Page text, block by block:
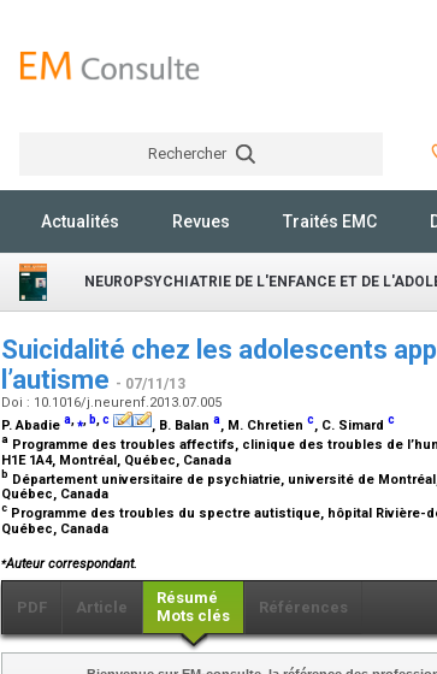
Rechercher
Actualités Revues Traités EMC
NEUROPSYCHIATRIE DE L'ENFANCE ET DE
Suicidalité chez les adolescents
l’autisme - 07/11/13
Doi : 10.1016/j.neurenf.2013.07.005
P. Abadie a,⁎, b,c , B. Balan a, M. Chretien c, C. Simard c
a Programme des troubles affectifs, clinique des troubles de
H1E 1A4, Montréal, Québec, Canada
b Département universitaire de psychiatrie, université de
Québec, Canada
c Programme des troubles du spectre autistique, hôpital Rivière-
Québec, Canada
⁎Auteur correspondant.
PDF Article
Résumé
Mots clés
Références